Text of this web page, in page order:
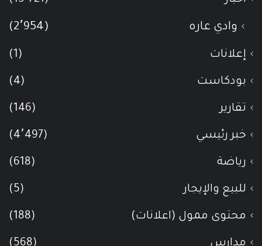
وادي عاره (2٬954)
إعلانات (1)
بودكاست (4)
تقارير (146)
خبر رئيسي (4٬497)
رياضة (618)
للبيع والإيجار (5)
محتوى ممول (اعلانات) (188)